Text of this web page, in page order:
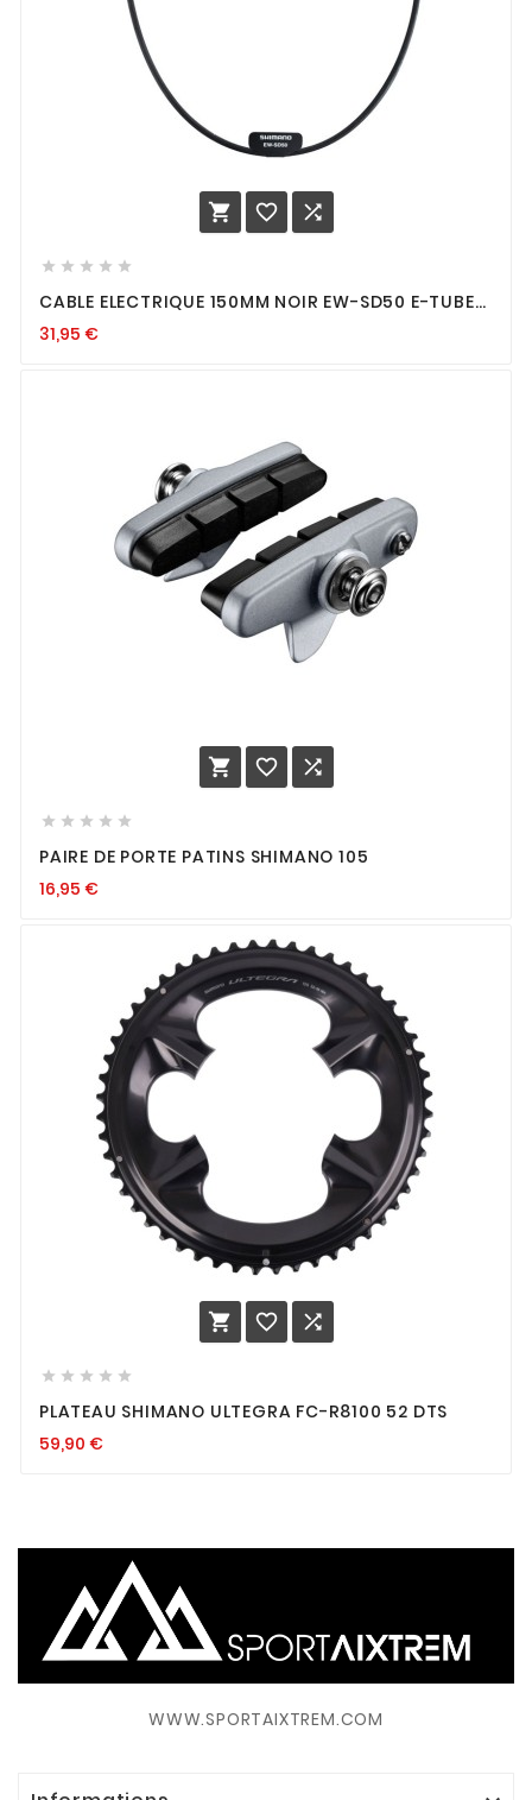
  
    
CABLE ELECTRIQUE 150MM NOIR EW-SD50 E-TUBE
31,95 €
  
    
PAIRE DE PORTE PATINS SHIMANO 105
16,95 €
  
    
PLATEAU SHIMANO ULTEGRA FC-R8100 52 DTS
59,90 €
WWW.SPORTAIXTREM.COM